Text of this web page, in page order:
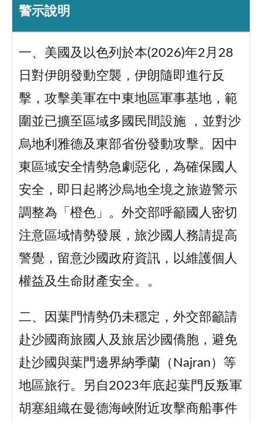
警示說明
一、美國及以色列於本(2026)年2月28
日對伊朗發動空襲，伊朗隨即進行反
擊，攻擊美軍在中東地區軍事基地，範
圍並已擴至區域多國民間設施 ，並對沙
烏地利雅德及東部省份發動攻擊。因中
東區域安全情勢急劇惡化，為確保國人
安全，即日起將沙烏地全境之旅遊警示
調整為「橙色」。外交部呼籲國人密切
注意區域情勢發展，旅沙國人務請提高
警覺，留意沙國政府資訊，以維護個人
權益及生命財產安全。。
二、因葉門情勢仍未穩定，外交部籲請
赴沙國商旅國人及旅居沙國僑胞，避免
赴沙國與葉門邊界納季蘭（Najran）等
地區旅行。另自2023年底起葉門反叛軍
胡塞組織在曼德海峽附近攻擊商船事件